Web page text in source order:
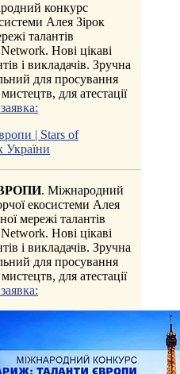
конкурс
Алея Зірок
талантів
Нові цікаві
і викладачів. Зручна
для просування
для атестації
. Міжнародний
екосистеми Алея
мережі талантів
Нові цікаві
і викладачів. Зручна
для просування
для атестації